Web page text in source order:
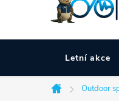
Letní akce
Domů
Outdoor